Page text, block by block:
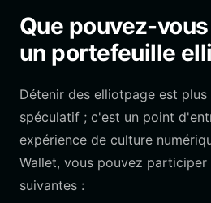
Que pouvez-
un portefeuille
Détenir des elliotpage est plus
spéculatif ; c'est un point
expérience de culture
Wallet, vous pouvez
suivantes :